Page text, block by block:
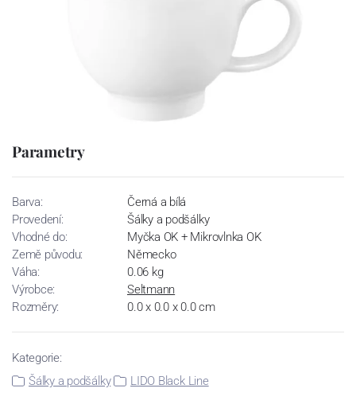
Parametry
Barva:
Černá a bílá
Provedení:
Šálky a podšálky
Vhodné do:
Myčka OK + Mikrovlnka OK
Země původu:
Německo
Váha:
0.06 kg
Výrobce:
Seltmann
Rozměry:
0.0 x 0.0 x 0.0 cm
Kategorie:
Šálky a podšálky
LIDO Black Line